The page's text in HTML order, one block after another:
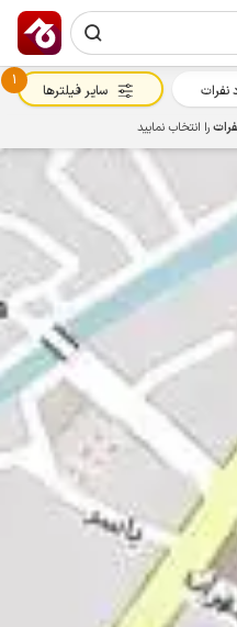
نفرات
1
سایر فیلترها
را انتخاب نمایید